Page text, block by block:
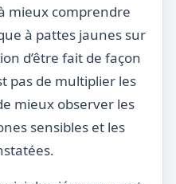
mieux comprendre
à pattes jaunes sur
d’être fait de façon
pas de multiplier les
mieux observer les
sensibles et les